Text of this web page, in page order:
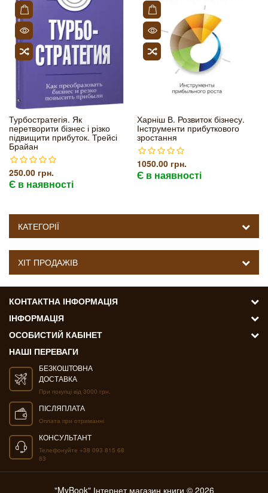
Турбостратегія. Як
перетворити бізнес і різко
підвищити прибуток. Трейсі
Брайан
250.00 грн.
Є в наявності
Харніш В. Розвиток бізнесу.
Інструменти прибуткового
зростання
1050.00 грн.
Є в наявності
КАТЕГОРІЇ
ХІТ ПРОДАЖІВ
КОНТАКТНА ІНФОРМАЦІЯ
ІНФОРМАЦІЯ
ОСОБИСТИЙ КАБІНЕТ
НАШІ ПЕРЕВАГИ
БЕЗКОШТОВНА
ДОСТАВКА
При покупці від 3000 грн.
ПІСЛЯПЛАТА
Оплата при отриманні
КОНСУЛЬТАНТ
Телефонуйте +38 093 815 68
83
"MyBook" Інтернет магазин книги © 2026